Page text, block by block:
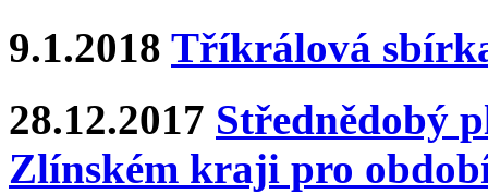
9.1.2018 Tříkrálová
28.12.2017 Střednědobý
Zlínském kraji pro